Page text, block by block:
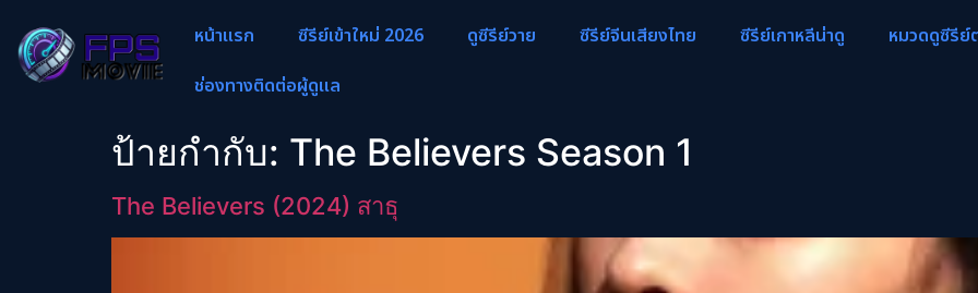
หน้าแรก ซีรีย์เข้าใหม่ 2026 ดูซีรีย์วาย ซีรีย์จีนเสียงไทย ซีรีย์เกาหลีน่าดู
หมวดดูซีรีย์
ช่องทางติดต่อผู้ดูแล
ป้ายกำกับ: The Believers Season 1
The Believers (2024) สาธุ